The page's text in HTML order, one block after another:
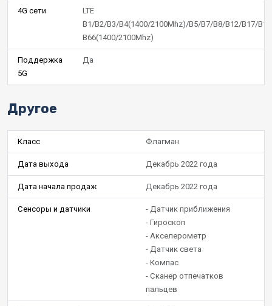
4G сети
LTE
B1/B2/B3/B4(1400/2100Mhz)/B5/B7/B8/B12/B17/
B66(1400/2100Mhz)
Поддержка
5G
Да
Другое
Класс Флагман
Дата выхода Декабрь 2022 года
Дата начала продаж Декабрь 2022 года
Сенсоры и датчики
- Датчик приближения
- Гироскоп
- Акселерометр
- Датчик света
- Компас
- Сканер отпечатков
пальцев